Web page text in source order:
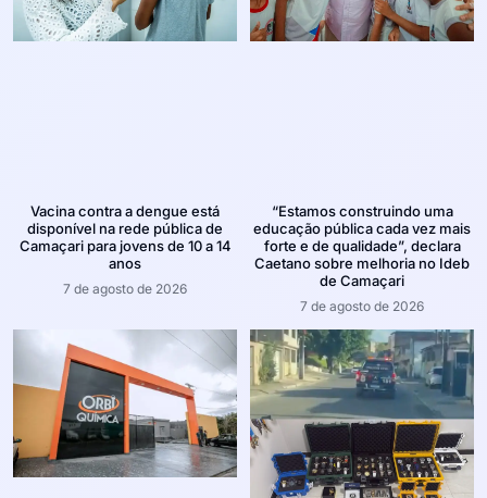
Vacina contra a dengue está
disponível na rede pública de
Camaçari para jovens de 10 a 14
anos
7 de agosto de 2026
“Estamos construindo uma
educação pública cada vez mais
forte e de qualidade”, declara
Caetano sobre melhoria no Ideb
de Camaçari
7 de agosto de 2026